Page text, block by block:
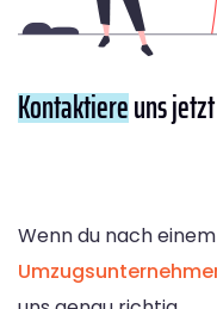
Kontaktiereuns
Wenn du nach